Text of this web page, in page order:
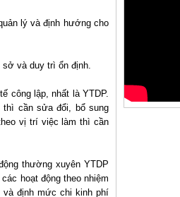
lý và định hướng cho
và duy trì ổn định.
công lập, nhất là YTDP.
thì cần sửa đổi, bổ sung
vị trí việc làm thì cần
thường xuyên YTDP
hoạt động theo nhiệm
định mức chi kinh phí